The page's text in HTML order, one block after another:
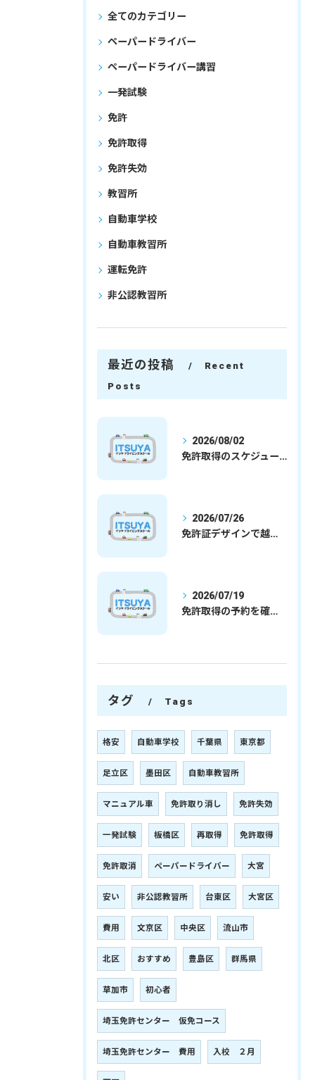
全てのカテゴリー
ペーパードライバー
ペーパードライバー講習
一発試験
免許
免許取得
免許失効
教習所
自動車学校
自動車教習所
運転免許
非公認教習所
最近の投稿
Recent
Posts
2026/08/02
免許取得のスケジュールを徹底解説学生社会人の通学合宿別プランで最短取得のコツ
2026/07/26
免許証デザインで越谷市愛を表現する埼玉県さいたま市越谷市の免許取得完全ガイド
2026/07/19
免許取得の予約を確実に取るための最新ガイドと一発試験合格の実践法
タグ Tags
格安 自動車学校 千葉県 東京都
足立区 墨田区 自動車教習所
マニュアル車 免許取り消し 免許失効
一発試験 板橋区 再取得 免許取得
免許取消 ペーパードライバー 大宮
安い 非公認教習所 台東区 大宮区
費用 文京区 中央区 流山市
北区 おすすめ 豊島区 群馬県
草加市 初心者
埼玉免許センター 仮免コース
埼玉免許センター 費用 入校 ２月